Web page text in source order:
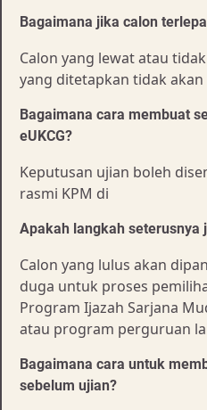
Bagaimana jika calon
Calon yang lewat atau
yang ditetapkan tidak
Bagaimana cara membuat
eUKCG?
Keputusan ujian boleh
rasmi KPM di
Apakah langkah seterusnya
Calon yang lulus akan
duga untuk proses
Program Ijazah Sarjana
atau program perguruan
Bagaimana cara untuk
sebelum ujian?